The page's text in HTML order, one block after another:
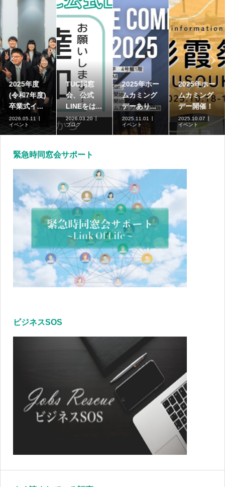

度)
...
TUC同窓
会、公式
LINEをは...
2026.03.20
2025年ホー
ムカミング
デーあり...
2025.11.01
2025年ホー
ムカミング
デー開催！
2025.10.07
高崎商
学短期
部の募

緊急時同窓会サポート
ビジネスSOS